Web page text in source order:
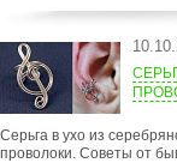
Серьга в ухо из
проволоки. Советы от